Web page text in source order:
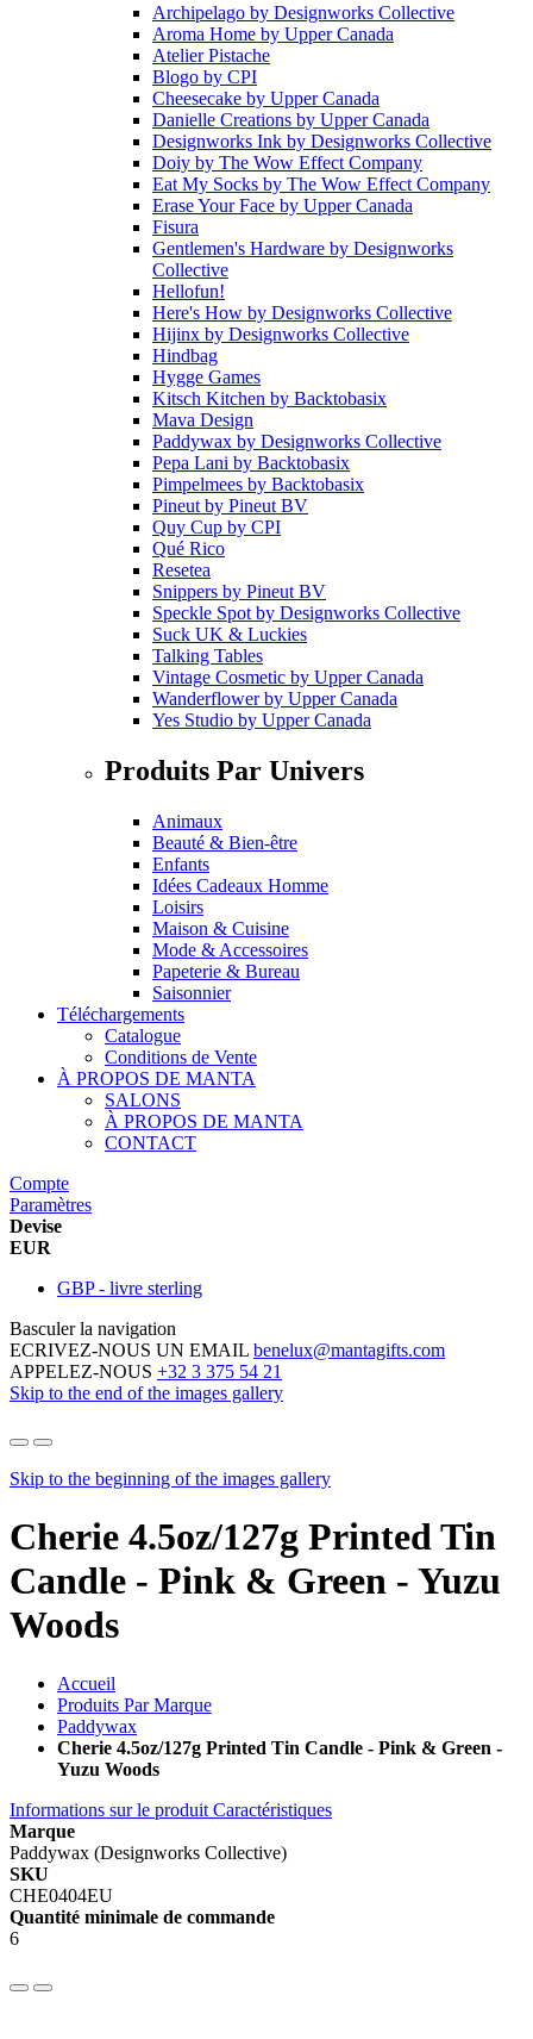
Archipelago by Designworks Collective
Aroma Home by Upper Canada
Atelier Pistache
Blogo by CPI
Cheesecake by Upper Canada
Danielle Creations by Upper Canada
Designworks Ink by Designworks Collective
Doiy by The Wow Effect Company
Eat My Socks by The Wow Effect Company
Erase Your Face by Upper Canada
Fisura
Gentlemen's Hardware by Designworks
Collective
Hellofun!
Here's How by Designworks Collective
Hijinx by Designworks Collective
Hindbag
Hygge Games
Kitsch Kitchen by Backtobasix
Mava Design
Paddywax by Designworks Collective
Pepa Lani by Backtobasix
Pimpelmees by Backtobasix
Pineut by Pineut BV
Quy Cup by CPI
Qué Rico
Resetea
Snippers by Pineut BV
Speckle Spot by Designworks Collective
Suck UK & Luckies
Talking Tables
Vintage Cosmetic by Upper Canada
Wanderflowerby Upper Canada
Yes Studio by Upper Canada
Produits Par Univers
Animaux
Beauté & Bien-être
Enfants
Idées Cadeaux Homme
Loisirs
Maison & Cuisine
Mode & Accessoires
Papeterie & Bureau
Saisonnier
Téléchargements
Catalogue
Conditions de Vente
À PROPOS DE MANTA
SALONS
À PROPOS DE MANTA
CONTACT
Compte
Paramètres
Devise
EUR
GBP - livre sterling
Basculer la navigation
ECRIVEZ-NOUS UN EMAIL benelux@mantagifts.com
APPELEZ-NOUS +32 3 375 54 21
Skip to the end of the images gallery
Skip to the beginning of the images gallery
Cherie 4.5oz/127g Printed Tin
Candle - Pink & Green - Yuzu
Woods
Accueil
Produits Par Marque
Paddywax
Cherie 4.5oz/127g Printed Tin Candle - Pink & Green -
Yuzu Woods
Informations sur le produit Caractéristiques
Marque
Paddywax (Designworks Collective)
SKU
CHE0404EU
Quantité minimale de commande
6